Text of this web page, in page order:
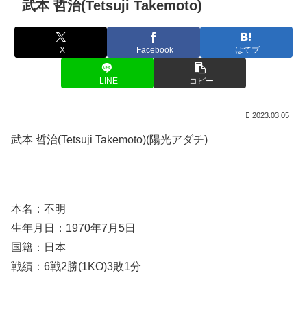
武本 哲治(Tetsuji Takemoto)
X Facebook はてブ
LINE コピー
2023.03.05
武本 哲治(Tetsuji Takemoto)(陽光アダチ)
本名：不明
生年月日：1970年7月5日
国籍：日本
戦績：6戦2勝(1KO)3敗1分